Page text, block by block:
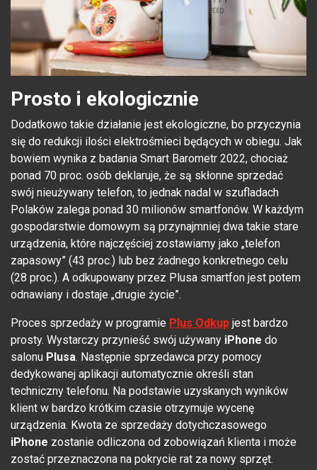
Prosto i ekologicznie
Dodatkowo takie działanie jest ekologiczne, bo przyczynia
się do redukcji ilości elektrośmieci będących w obiegu. Jak
bowiem wynika z badania Smart Barometr 2022, chociaż
ponad 70 proc. osób deklaruje, że są skłonne sprzedać
swój nieużywany telefon, to jednak nadal w szufladach
Polaków zalega ponad 30 milionów smartfonów. W każdym
gospodarstwie domowym są przynajmniej dwa takie stare
urządzenia, które najczęściej zostawiamy jako „telefon
zapasowy” (43 proc.) lub bez żadnego konkretnego celu
(28 proc.). A odkupowany przez Plusa smartfon jest potem
odnawiany i dostaje „drugie życie”.
Proces sprzedaży w programie Plus Odkup jest bardzo
prosty. Wystarczy przynieść swój używany iPhone do
salonu Plusa. Następnie sprzedawca przy pomocy
dedykowanej aplikacji automatycznie określi stan
techniczny telefonu. Na podstawie uzyskanych wyników
klient w bardzo krótkim czasie otrzymuje wycenę
urządzenia. Kwota ze sprzedaży dotychczasowego
iPhone zostanie odliczona od zobowiązań klienta i może
zostać przeznaczona na pokrycie rat za nowy sprzęt.